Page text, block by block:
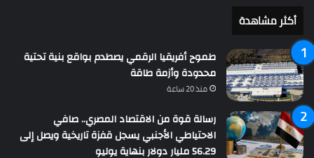
أكثر مشاهدة
طموح أفريقيا الرقمي يصطدم بواقع بنية تحتية
محدودة وأزمة طاقة
منذ 20 ساعة
رسالة قوة من الاقتصاد المصري.. صافي
الاحتياطي الأجنبي يسجل قفزة تاريخية ويصل إلى
56.29 مليار دولار بنهاية يوليو